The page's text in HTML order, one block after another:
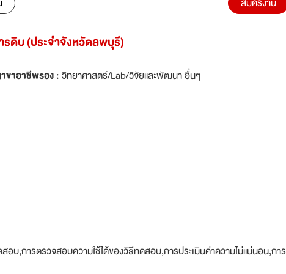
ดิบ (ประจำจังหวัดลพบุรี)
ขาอาชีพรอง :วิทยาศาสตร์/Lab/วิจัยและพัฒนา อื่นๆ
,การตรวจสอบความใช้ได้ของวิธีทดสอบ,การประเมินค่าความไม่แน่นอน,การ